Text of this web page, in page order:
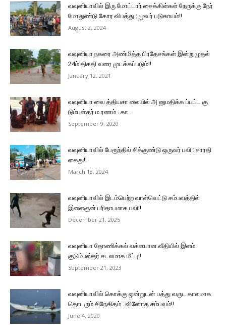
வவுனியாவில் இரு மோட்டார் சைக்கிள்கள் நேருக்கு நேர்
மோதுண்டு கோர விபத்து : மூவர் படுகாயம்!!
August 2, 2024
வவுனியா நகரை அண்மித்த பிரதேசங்கள் இன்றுமுதல்
24ம் திகதி வரை முடக்கப்படும்!!
January 12, 2021
வவுனியா வை த்தியசா லையில் அ னுமதிக்க ப்பட்ட கு
டும்பஸ்தர் ம ரணம் : கா...
September 9, 2020
வவுனியாவில் பேரூந்தில் சிக்குண்டு ஒருவர் பலி : சாரதி
கைது!!
March 18, 2024
வவுனியாவில் இடம்பெற்ற வாள்வெட்டு சம்பவத்தில்
இளைஞன் பரிதாபமாக பலி!!
December 21, 2025
வவுனியா தோணிக்கல் லக்ஸபான வீதியில் இளம்
குடும்பஸ்தர் சடலமாக மீட்பு!!
September 21, 2023
வவுனியாவில் கொக்கு ஒன்றுடன் பத்து வருட காலமாக
தொடரும் சிநேகிதம் : வினோத சம்பவம்!!
June 4, 2020